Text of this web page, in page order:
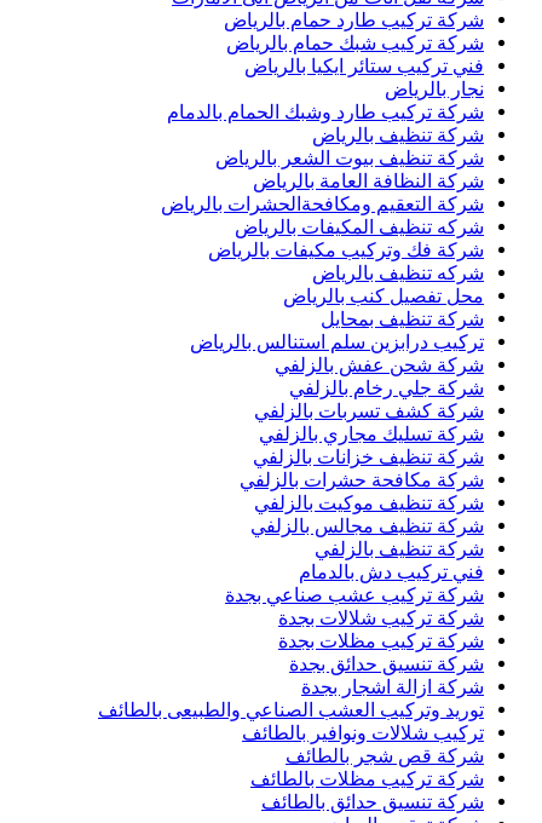
شركة تركيب طارد حمام بالرياض
شركة تركيب شبك حمام بالرياض
فني تركيب ستائر ايكيا بالرياض
نجار بالرياض
شركة تركيب طارد وشبك الحمام بالدمام
شركة تنظيف بالرياض
شركة تنظيف بيوت الشعر بالرياض
شركة النظافة العامة بالرياض
شركة التعقيم ومكافحةالحشرات بالرياض
شركه تنظيف المكيفات بالرياض
شركة فك وتركيب مكيفات بالرياض
شركه تنظيف بالرياض
محل تفصيل كنب بالرياض
شركة تنظيف بمحايل
تركيب درابزين سلم استنالس بالرياض
شركة شحن عفش بالزلفي
شركة جلي رخام بالزلفي
شركة كشف تسربات بالزلفي
شركة تسليك مجاري بالزلفي
شركة تنظيف خزانات بالزلفي
شركة مكافحة حشرات بالزلفي
شركة تنظيف موكيت بالزلفي
شركة تنظيف مجالس بالزلفي
شركة تنظيف بالزلفي
فني تركيب دش بالدمام
شركة تركيب عشب صناعي بجدة
شركة تركيب شلالات بجدة
شركة تركيب مظلات بجدة
شركة تنسيق حدائق بجدة
شركة ازالة اشجار بجدة
توريد وتركيب العشب الصناعي والطبيعى بالطائف
تركيب شلالات ونوافير بالطائف
شركة قص شجر بالطائف
شركة تركيب مظلات بالطائف
شركة تنسيق حدائق بالطائف